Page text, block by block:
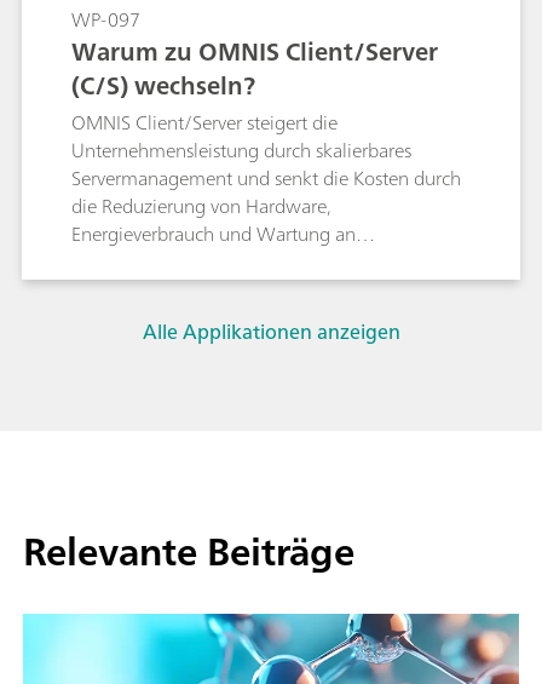
WP-097
Warum zu OMNIS Client/Server
(C/S) wechseln?
OMNIS Client/Server steigert die
Unternehmensleistung durch skalierbares
Servermanagement und senkt die Kosten durch
die Reduzierung von Hardware,
Energieverbrauch und Wartung an
Alle Applikationen anzeigen
Relevante Beiträge